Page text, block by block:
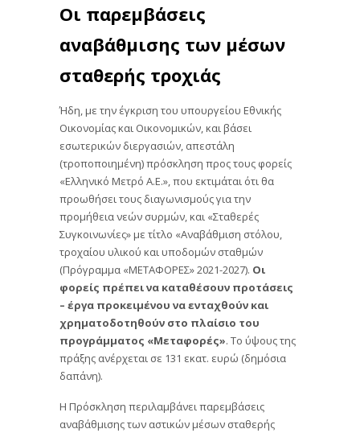
Οι παρεμβάσεις
αναβάθμισης των μέσων
σταθερής τροχιάς
Ήδη, με την έγκριση του υπουργείου Εθνικής
Οικονομίας και Οικονομικών, και βάσει
εσωτερικών διεργασιών, απεστάλη
(τροποποιημένη) πρόσκληση προς τους φορείς
«Ελληνικό Μετρό Α.Ε.», που εκτιμάται ότι θα
προωθήσει τους διαγωνισμούς για την
προμήθεια νεών συρμών, και «Σταθερές
Συγκοινωνίες» με τίτλο «Αναβάθμιση στόλου,
τροχαίου υλικού και υποδομών σταθμών
(Πρόγραμμα «ΜΕΤΑΦΟΡΕΣ» 2021-2027). Οι
φορείς πρέπει να καταθέσουν προτάσεις
– έργα προκειμένου να ενταχθούν και
χρηματοδοτηθούν στο πλαίσιο του
προγράμματος «Μεταφορές». Το ύψους της
πράξης ανέρχεται σε 131 εκατ. ευρώ (δημόσια
δαπάνη).
Η Πρόσκληση περιλαμβάνει παρεμβάσεις
αναβάθμισης των αστικών μέσων σταθερής